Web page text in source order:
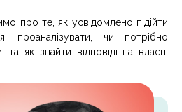
про те, як усвідомлено підійти
проаналізувати, чи потрібно
як знайти відповіді на власні